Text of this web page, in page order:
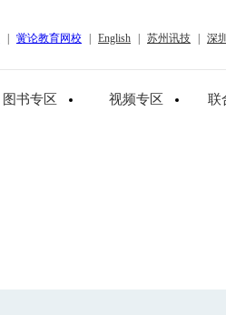
黉论教育网校 English 苏州讯技 深
图书专区 视频专区 联